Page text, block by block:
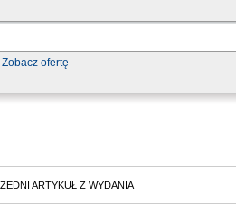
Zobacz ofertę
ARTYKUŁ Z WYDANIA